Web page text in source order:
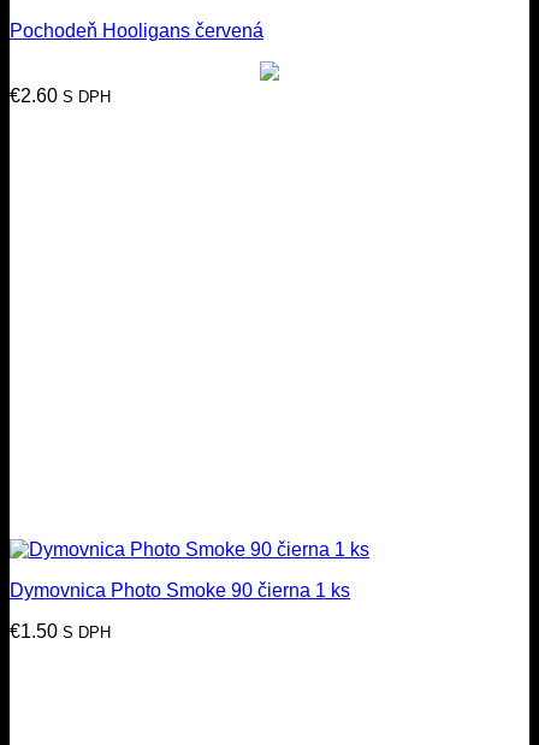
Pochodeň Hooligans červená
€2.60 S DPH
Dymovnica Photo Smoke 90 čierna 1 ks
€1.50 S DPH